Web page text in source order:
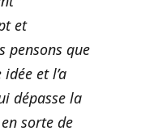
et
pensons que
et l’a
dépasse la
sorte de